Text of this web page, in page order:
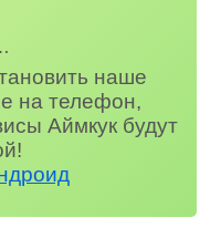
наше
на телефон,
Аймкук будут